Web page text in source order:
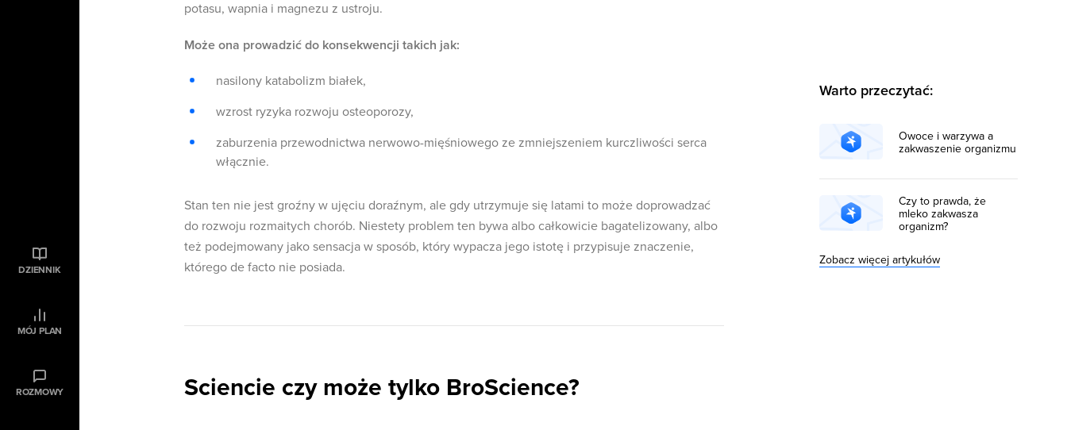
DZIENNIK
MÓJ PLAN
ROZMOWY
potasu, wapnia i magnezu z ustroju.
Może ona prowadzić do konsekwencji takich jak:
nasilony katabolizm białek,
wzrost ryzyka rozwoju osteoporozy,
zaburzenia przewodnictwa nerwowo-mięśniowego ze zmniejszeniem kurczliwości serca
włącznie.
Stan ten nie jest groźny w ujęciu doraźnym, ale gdy utrzymuje się latami to może doprowadzać
do rozwoju rozmaitych chorób. Niestety problem ten bywa albo całkowicie bagatelizowany, albo
też podejmowany jako sensacja w sposób, który wypacza jego istotę i przypisuje znaczenie,
którego de facto nie posiada.
Sciencie czy może tylko BroScience?
Warto przeczytać:
Owoce i warzywa a
zakwaszenie organizmu
Czy to prawda, że
mleko zakwasza
organizm?
Zobacz więcej artykułów